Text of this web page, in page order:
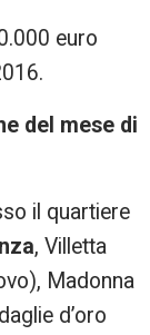
euro
del mese di
il quartiere
, Villetta
Madonna
d’oro